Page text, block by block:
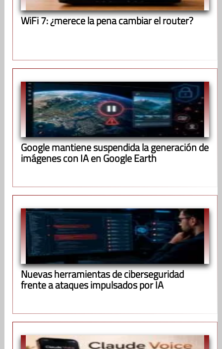
WiFi 7: ¿merece la pena cambiar el router?
Google mantiene suspendida la generación de
imágenes con IA en Google Earth
Nuevas herramientas de ciberseguridad
frente a ataques impulsados por IA